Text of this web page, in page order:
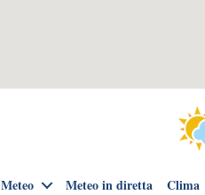
Meteo Meteo in diretta Clima